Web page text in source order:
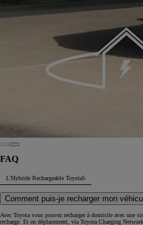
FAQ
L'Hybride Rechargeable Toyota5
Comment puis-je recharger mon
Avec Toyota vous pouvez recharger à domicile avec une
recharge. Et en déplacement, via Toyota Charging